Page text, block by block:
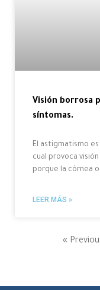
Visión borrosa
síntomas.
El astigmatismo
cual provoca
porque la córnea
LEER MÁS »
«